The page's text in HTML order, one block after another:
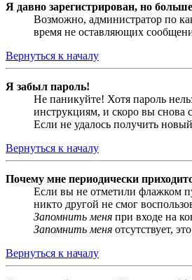
Я давно зарегистрирован, но
Возможно, администратор по
время не оставляющих
Вернуться к началу
Я забыл пароль!
Не паникуйте! Хотя пароль
инструкциям, и скоро вы снова
Если не удалось получить
Вернуться к началу
Почему мне периодически
Если вы не отметили флажком
никто другой не смог
Запомнить меня при входе на
Запомнить меня отсутствует,
Вернуться к началу